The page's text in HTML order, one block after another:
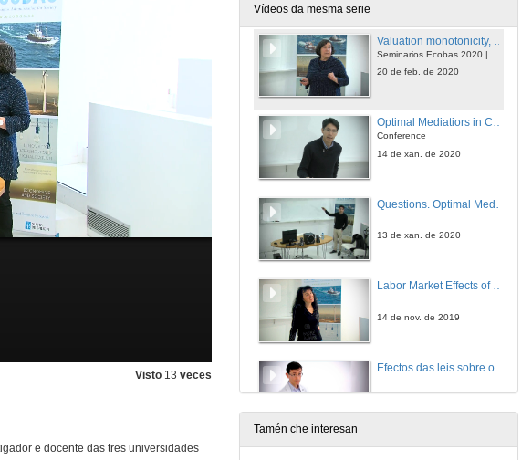
Visto 13 veces
e docente das tres universidades
Vídeos da mesma serie
Seminarios Ecobas 2020 | Marina Núñez School of Economics, Universitat de Barcelona
20 de feb. de 2020
Optimal Mediatiors in Conflict Resolution
Conference
14 de xan. de 2020
13 de xan. de 2020
Labor Market Effects of Reducting the Gender Gap in Parental Leave Entitlements
14 de nov. de 2019
Tamén che interesan